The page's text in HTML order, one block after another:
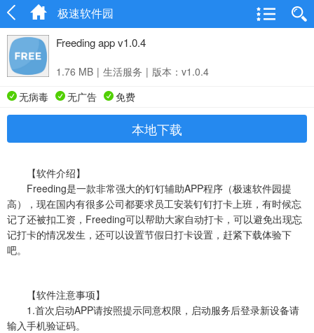
极速软件园
Freeding app v1.0.4
1.76 MB | 生活服务 | 版本：v1.0.4
无病毒
无广告 免费
本地下载
【软件介绍】
Freeding是一款非常强大的钉钉辅助APP程序（极速软件园提
高），现在国内有很多公司都要求员工安装钉钉打卡上班，有时候忘
记了还被扣工资，Freeding可以帮助大家自动打卡，可以避免出现忘
记打卡的情况发生，还可以设置节假日打卡设置，赶紧下载体验下
吧。
【软件注意事项】
1.首次启动APP请按照提示同意权限，启动服务后登录新设备请
输入手机验证码。